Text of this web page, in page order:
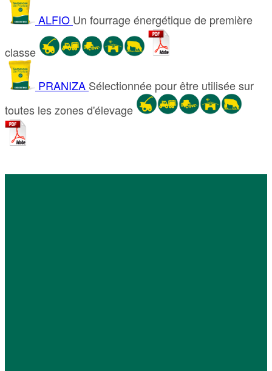
ALFIO Un fourrage énergétique de première
classe
PRANIZA Sélectionnée pour être utilisée sur
toutes les zones d'élevage